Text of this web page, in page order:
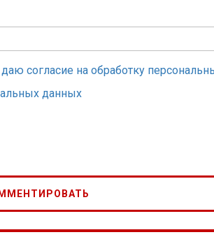
даю согласие на обработку
данных